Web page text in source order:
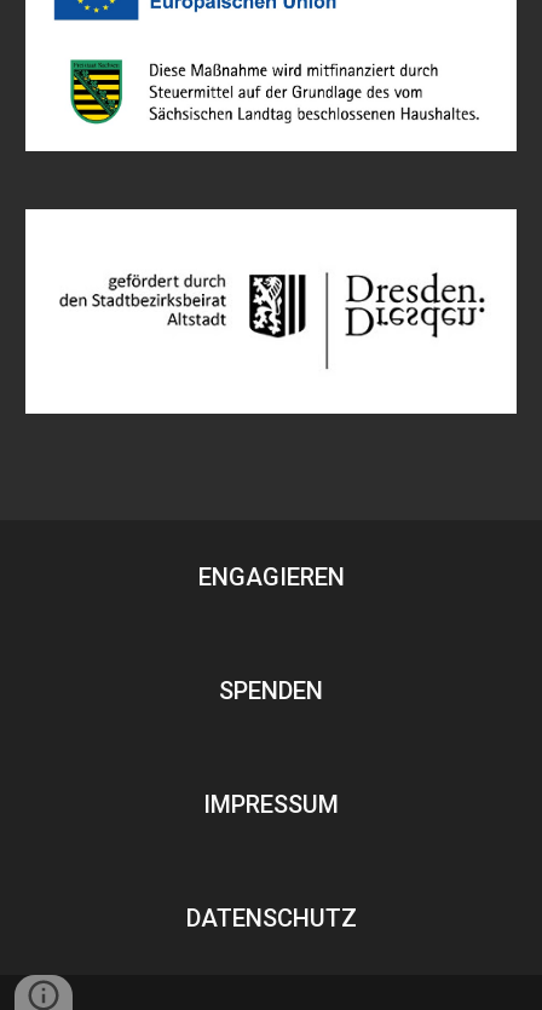
ENGAGIEREN
SPENDEN
IMPRESSUM
DATENSCHUTZ